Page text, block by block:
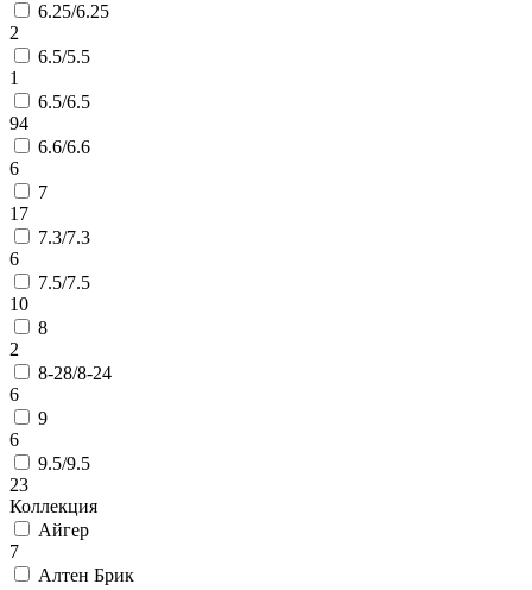
6.25/6.25
2
6.5/5.5
1
6.5/6.5
94
6.6/6.6
6
7
17
7.3/7.3
6
7.5/7.5
10
8
2
8-28/8-24
6
9
6
9.5/9.5
23
Коллекция
Айгер
7
Алтен Брик